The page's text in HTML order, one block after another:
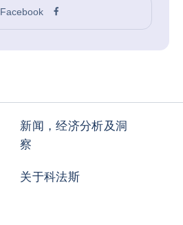
Facebook
新闻，经济分析及洞
察
关于科法斯